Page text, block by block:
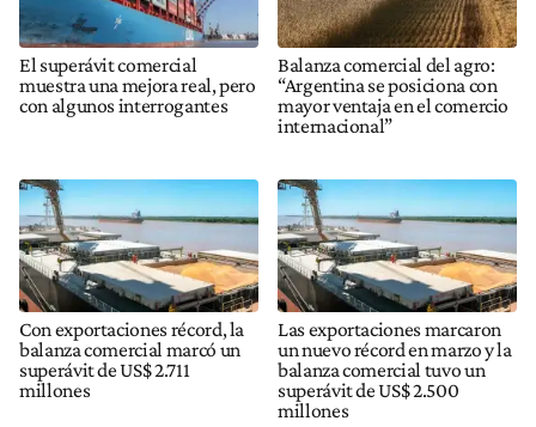
El superávit comercial
muestra una mejora real, pero
con algunos interrogantes
Balanza comercial del agro:
“Argentina se posiciona con
mayor ventaja en el comercio
internacional”
Con exportaciones récord, la
balanza comercial marcó un
superávit de US$ 2.711
millones
Las exportaciones marcaron
un nuevo récord en marzo y la
balanza comercial tuvo un
superávit de US$ 2.500
millones